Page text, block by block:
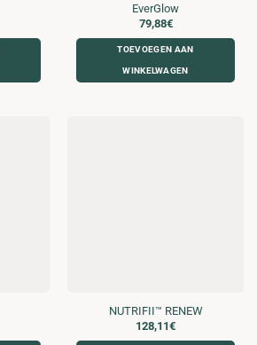
EverGlow
79,88€
TOEVOEGEN AAN
WINKELWAGEN
NUTRIFII™ RENEW
128,11€